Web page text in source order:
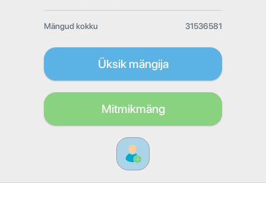
Mängud kokku 31536581
Üksik mängija
Mitmikmäng